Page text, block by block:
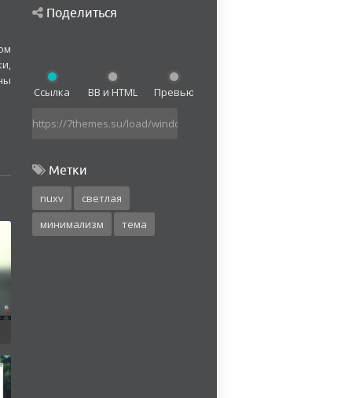
Поделиться
Ссылка BB и HTML Превью
Метки
nuxv
светлая
минимализм
тема